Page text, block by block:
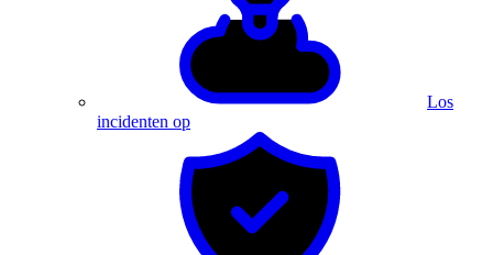
Los
incidenten op